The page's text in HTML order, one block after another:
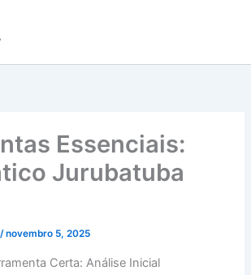
Essenciais:
Jurubatuba
/novembro 5, 2025
Certa: Análise Inicial